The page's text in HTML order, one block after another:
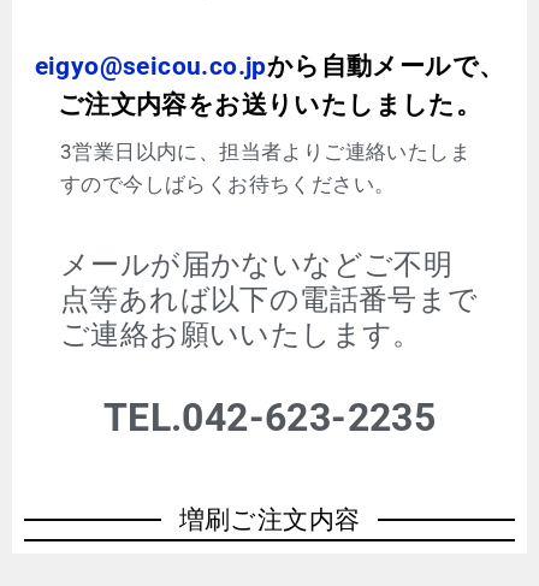
eigyo@seicou.co.jpから自動メールで、
ご注文内容をお送りいたしました。
3営業日以内に、担当者よりご連絡いたしま
すので今しばらくお待ちください。
メールが届かないなどご不明
点等あれば以下の電話番号まで
ご連絡お願いいたします。
TEL.042-623-2235
増刷ご注文内容